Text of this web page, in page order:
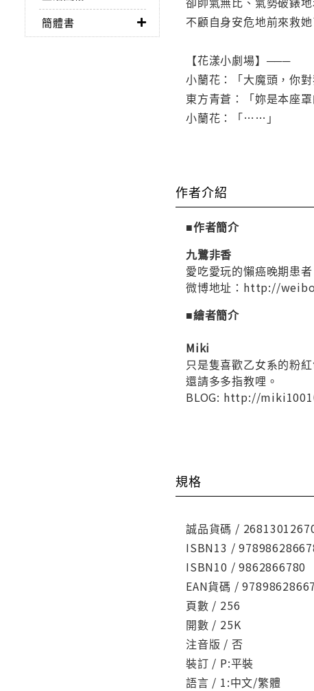
簡體書
不顧自身安危地前來救她
【花漾小劇場】───
小蘭花：「大魔頭，你
東方青蒼：「妳是本座
小蘭花：「……」
作者介紹
■作者簡介
九鷺非香
愛吃愛玩的懶癌晚期患
微博地址：http://
■繪者簡介
Miki
只是隻喜歡乙女系的粉紅
還請多多指教哩。
BLOG: http://
規格
誠品貨碼 /
ISBN13 /
ISBN10 / 9862866780
EAN貨碼 /
頁數 / 256
開數 / 25K
注音版 / 否
裝訂 / P:平裝
語言 / 1:中文/繁體